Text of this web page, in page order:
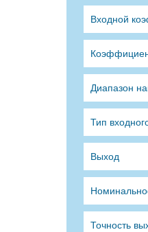
Входной
Диапазон
Тип
Выход
Точность